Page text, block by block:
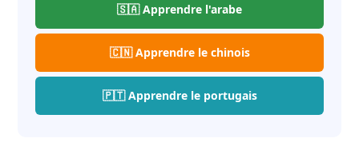
🇸🇦 Apprendre l'arabe
🇨🇳 Apprendre le chinois
🇵🇹 Apprendre le portugais